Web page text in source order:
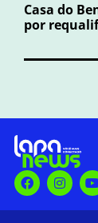
Casa do
por